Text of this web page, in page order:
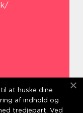
at huske dine
af indhold og
tredjepart. Ved